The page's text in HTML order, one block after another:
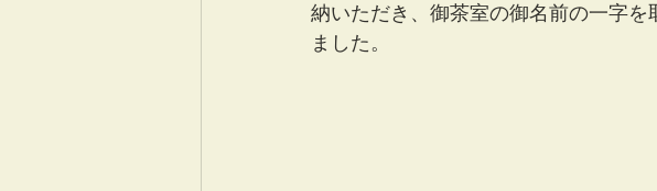
納いただき、御茶室の御名前の一字
ました。